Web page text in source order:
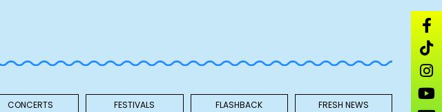
CONCERTS FESTIVALS FLASHBACK FRESH NEWS